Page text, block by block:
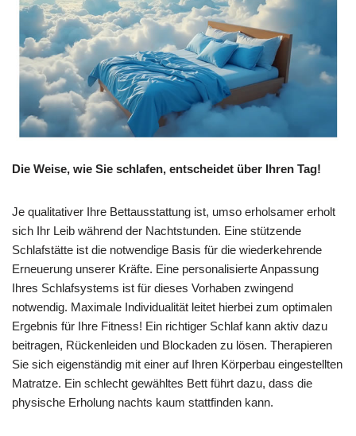
Die Weise, wie Sie schlafen, entscheidet über Ihren Tag!
Je qualitativer Ihre Bettausstattung ist, umso erholsamer erholt
sich Ihr Leib während der Nachtstunden. Eine stützende
Schlafstätte ist die notwendige Basis für die wiederkehrende
Erneuerung unserer Kräfte. Eine personalisierte Anpassung
Ihres Schlafsystems ist für dieses Vorhaben zwingend
notwendig. Maximale Individualität leitet hierbei zum optimalen
Ergebnis für Ihre Fitness! Ein richtiger Schlaf kann aktiv dazu
beitragen, Rückenleiden und Blockaden zu lösen. Therapieren
Sie sich eigenständig mit einer auf Ihren Körperbau eingestellten
Matratze. Ein schlecht gewähltes Bett führt dazu, dass die
physische Erholung nachts kaum stattfinden kann.